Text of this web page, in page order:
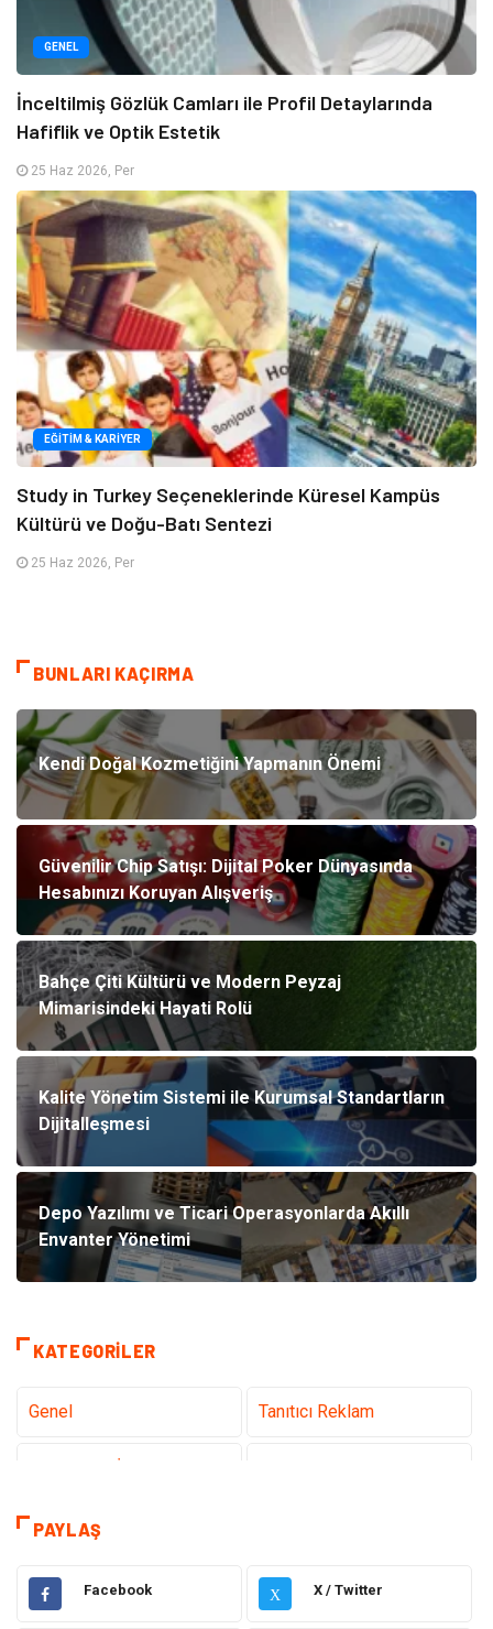
GENEL
İnceltilmiş Gözlük Camları ile Profil Detaylarında
Hafiflik ve Optik Estetik
25 Haz 2026, Per
EĞITIM & KARIYER
Study in Turkey Seçeneklerinde Küresel Kampüs
Kültürü ve Doğu-Batı Sentezi
25 Haz 2026, Per
BUNLARI KAÇIRMA
Kendi Doğal Kozmetiğini Yapmanın Önemi
Güvenilir Chip Satışı: Dijital Poker Dünyasında
Hesabınızı Koruyan Alışveriş
Bahçe Çiti Kültürü ve Modern Peyzaj
Mimarisindeki Hayati Rolü
Kalite Yönetim Sistemi ile Kurumsal Standartların
Dijitalleşmesi
Depo Yazılımı ve Ticari Operasyonlarda Akıllı
Envanter Yönetimi
KATEGORILER
Genel Tanıtıcı Reklam
Eğitim & Kariyer
Hukuk Moda
PAYLAŞ
Facebook X X / Twitter